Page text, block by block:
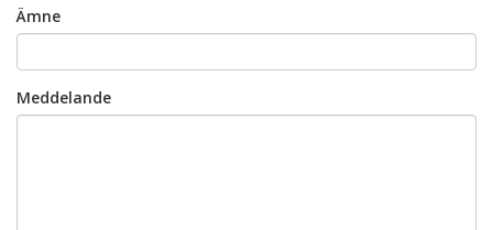
Ämne
Meddelande